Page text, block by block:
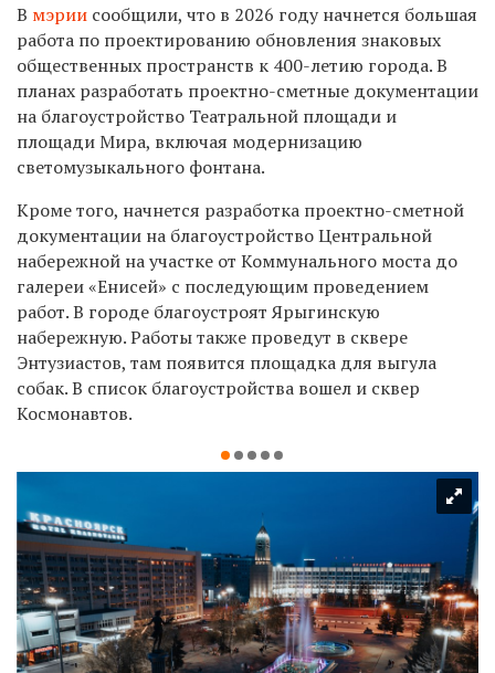
В мэрии сообщили, что в 2026 году начнется большая
работа по проектированию обновления знаковых
общественных пространств к 400-летию города. В
планах разработать проектно-сметные документации
на благоустройство Театральной площади и
площади Мира, включая модернизацию
светомузыкального фонтана.
Кроме того, начнется разработка проектно-сметной
документации на благоустройство Центральной
набережной на участке от Коммунального моста до
галереи «Енисей» с последующим проведением
работ. В городе благоустроят Ярыгинскую
набережную. Работы также проведут в сквере
Энтузиастов, там появится площадка для выгула
собак. В список благоустройства вошел и сквер
Космонавтов.